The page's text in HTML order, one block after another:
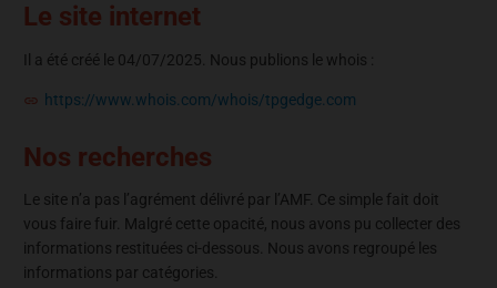
Le site internet
Il a été créé le 04/07/2025. Nous publions le whois :
https://www.whois.com/whois/tpgedge.com
Nos recherches
Le site n’a pas l’agrément délivré par l’AMF. Ce simple fait doit
vous faire fuir. Malgré cette opacité, nous avons pu collecter des
informations restituées ci-dessous. Nous avons regroupé les
informations par catégories.